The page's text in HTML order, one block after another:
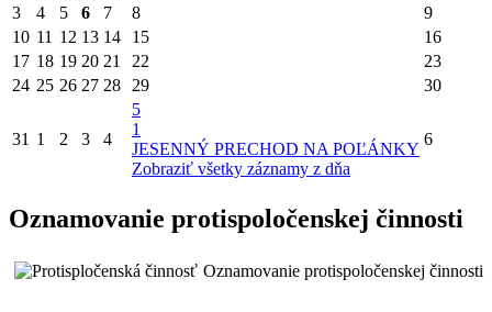
3
4 5 6 7 8
9
10 11 12 13 14 15
16
17 18 19 20 21 22
23
24 25 26 27 28 29 30
31 1 2 3 4
5
1
JESENNÝ PRECHOD NA POĽÁNKY
Zobraziť všetky záznamy z dňa
6
Oznamovanie protispoločenskej činnosti
Oznamovanie protispoločenskej činnosti